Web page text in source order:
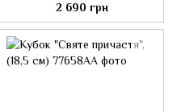
2 690 грн